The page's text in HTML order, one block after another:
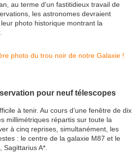
au terme d'un fastitidieux travail de
les astronomes devraient
photo historique montrant la
pour neuf télescopes
à tenir. Au cours d’une fenêtre de dix
millimétriques répartis sur toute la
à cinq reprises, simultanément, les
: le centre de la galaxie M87 et le
A*.